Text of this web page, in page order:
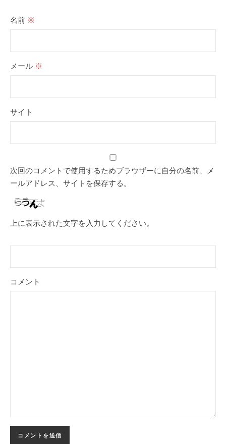
名前 ※
メール ※
サイト
次回のコメントで使用するためブラウザーに自分の名前、メ
ールアドレス、サイトを保存する。
上に表示された文字を入力してください。
コメント